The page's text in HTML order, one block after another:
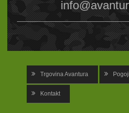
Trgovina Avantura
Kontakt